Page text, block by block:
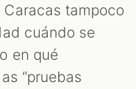
tampoco
cuándo se
en qué
“pruebas